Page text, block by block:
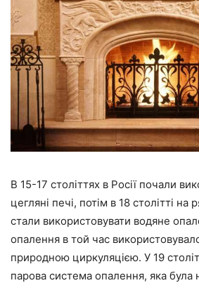
В 15-17 століттях в Росії почали
цегляні печі, потім в 18 столітті
стали використовувати водяне
опалення в той час
природною циркуляцією. У 19
парова система опалення, яка була